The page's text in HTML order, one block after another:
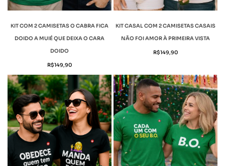
KIT COM 2 CAMISETAS O CABRA FICA
DOIDO A MUIÉ QUE DEIXA O CARA
DOIDO
R$149,90
KIT CASAL COM 2 CAMISETAS CASAIS
NÃO FOI AMOR À PRIMEIRA VISTA
R$149,90